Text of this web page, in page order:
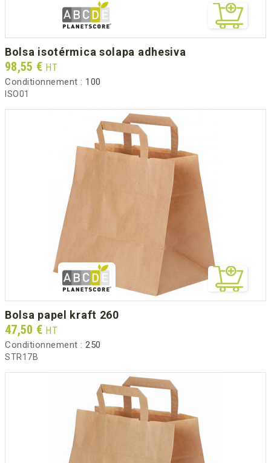
bolsa isotérmica solapa adhesiva
Prix
98,55 € HT
Conditionnement : 100
ISO01
bolsa papel kraft 260
Prix
47,50 € HT
Conditionnement : 250
STR17B